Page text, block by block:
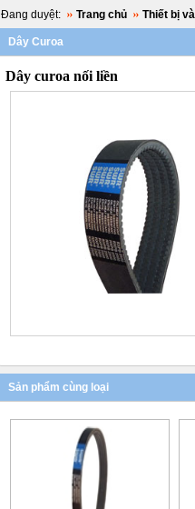
Đang duyệt: Trang chủ Thiết bị
Dây Curoa
Dây curoa nối liền
Sản phẩm cùng loại